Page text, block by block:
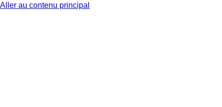
Aller au contenu principal